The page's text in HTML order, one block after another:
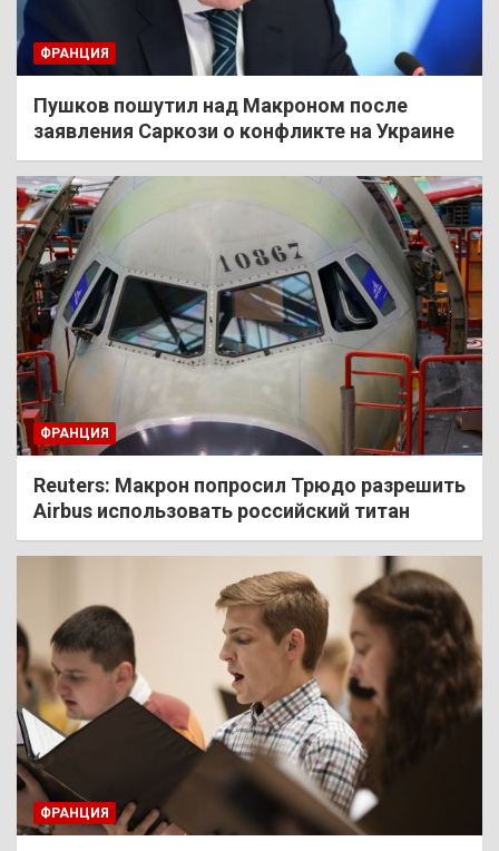
ФРАНЦИЯ
Пушков пошутил над Макроном после
заявления Саркози о конфликте на Украине
ФРАНЦИЯ
Reuters: Макрон попросил Трюдо разрешить
Airbus использовать российский титан
ФРАНЦИЯ